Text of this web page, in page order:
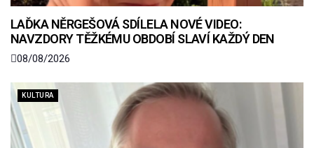
LAĎKA NĚRGEŠOVÁ SDÍLELA NOVÉ VIDEO:
NAVZDORY TĚŽKÉMU OBDOBÍ SLAVÍ KAŽDÝ DEN
08/08/2026
KULTURA